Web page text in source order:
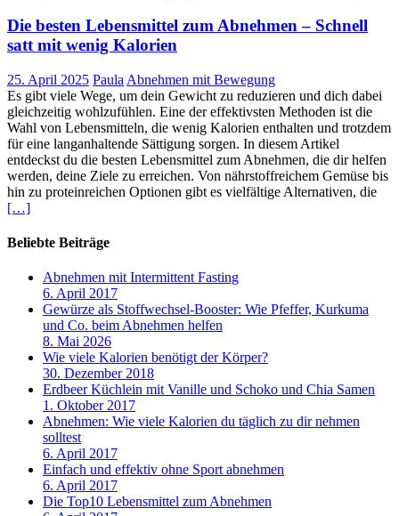
Die besten Lebensmittel zum Abnehmen – Schnell
satt mit wenig Kalorien
25. April 2025 Paula Abnehmen mit Bewegung
Es gibt viele Wege, um dein Gewicht zu reduzieren und dich dabei
gleichzeitig wohlzufühlen. Eine der effektivsten Methoden ist die
Wahl von Lebensmitteln, die wenig Kalorien enthalten und trotzdem
für eine langanhaltende Sättigung sorgen. In diesem Artikel
entdeckst du die besten Lebensmittel zum Abnehmen, die dir helfen
werden, deine Ziele zu erreichen. Von nährstoffreichem Gemüse bis
hin zu proteinreichen Optionen gibt es vielfältige Alternativen, die
[…]
Beliebte Beiträge
Abnehmen mit Intermittent Fasting
6. April 2017
Gewürze als Stoffwechsel-Booster: Wie Pfeffer, Kurkuma
und Co. beim Abnehmen helfen
8. Mai 2026
Wie viele Kalorien benötigt der Körper?
30. Dezember 2018
Erdbeer Küchlein mit Vanille und Schoko und Chia Samen
1. Oktober 2017
Abnehmen: Wie viele Kalorien du täglich zu dir nehmen
solltest
6. April 2017
Einfach und effektiv ohne Sport abnehmen
6. April 2017
Die Top10 Lebensmittel zum Abnehmen